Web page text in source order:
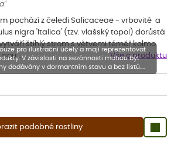
pochází z čeledi Salicaceae - vrbovité a
nigra 'Italica' (tzv. vlašský topol) dorůstá
štíhlý strom s větvemi téměř kolmo
Vše o produktu
podobné rostliny
pro ilustrační účely a mají reprezentovat
V závislosti na sezónnosti mohou být
dodávány v dormantním stavu a bez listů.
také sestřiženy níže, než je uvedená výška,